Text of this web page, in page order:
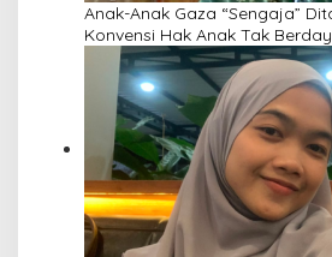
Anak-Anak Gaza “Sengaja”
Konvensi Hak Anak Tak